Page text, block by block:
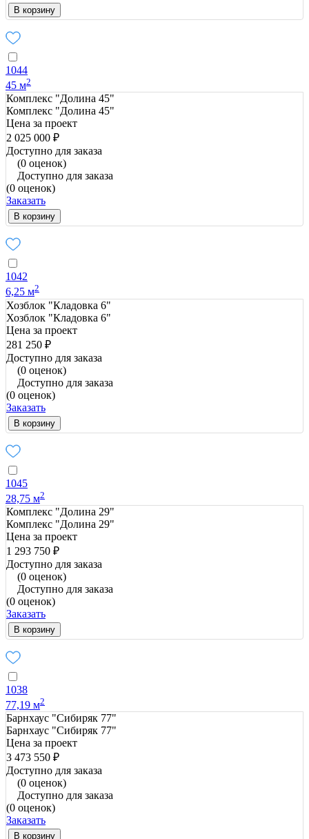
В корзину
1044
45 м2
Комплекс "Долина 45"
Комплекс "Долина 45"
Цена за проект
2 025 000 ₽
Доступно для заказа
(0 оценок)
Доступно для заказа
(0 оценок)
Заказать
В корзину
1042
6,25 м2
Хозблок "Кладовка 6"
Хозблок "Кладовка 6"
Цена за проект
281 250 ₽
Доступно для заказа
(0 оценок)
Доступно для заказа
(0 оценок)
Заказать
В корзину
1045
28,75 м2
Комплекс "Долина 29"
Комплекс "Долина 29"
Цена за проект
1 293 750 ₽
Доступно для заказа
(0 оценок)
Доступно для заказа
(0 оценок)
Заказать
В корзину
1038
77,19 м2
Барнхаус "Сибиряк 77"
Барнхаус "Сибиряк 77"
Цена за проект
3 473 550 ₽
Доступно для заказа
(0 оценок)
Доступно для заказа
(0 оценок)
Заказать
В корзину